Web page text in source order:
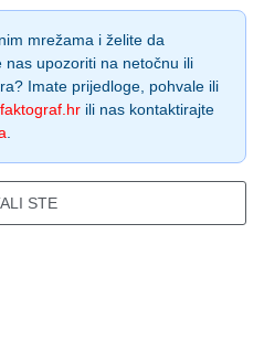
mrežama i želite da
upozoriti na netočnu ili
Imate prijedloge, pohvale ili
ili nas kontaktirajte
STE